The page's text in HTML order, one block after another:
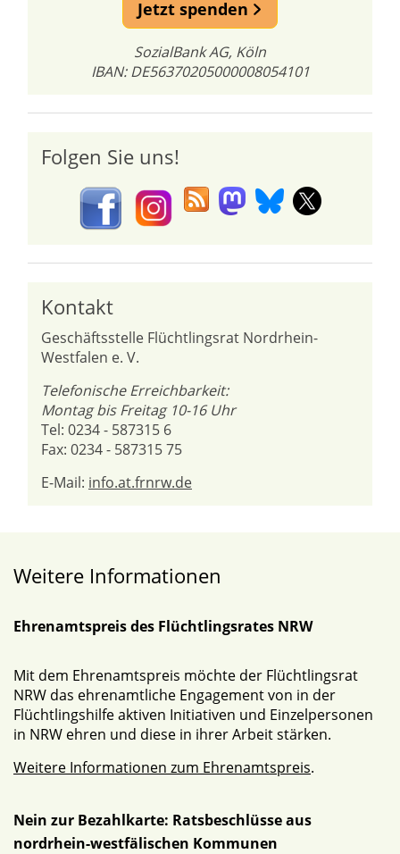
Jetzt spenden
SozialBank AG, Köln
IBAN: DE56370205000008054101
Folgen Sie uns!
Kontakt
Geschäftsstelle Flüchtlingsrat Nordrhein-
Westfalen e. V.
Telefonische Erreichbarkeit:
Montag bis Freitag 10-16 Uhr
Tel: 0234 - 587315 6
Fax: 0234 - 587315 75
E-Mail: info.at.frnrw.de
Weitere Informationen
Ehrenamtspreis des Flüchtlingsrates NRW
Mit dem Ehrenamtspreis möchte der Flüchtlingsrat
NRW das ehrenamtliche Engagement von in der
Flüchtlingshilfe aktiven Initiativen und Einzelpersonen
in NRW ehren und diese in ihrer Arbeit stärken.
Weitere Informationen zum Ehrenamtspreis.
Nein zur Bezahlkarte: Ratsbeschlüsse aus
nordrhein-westfälischen Kommunen